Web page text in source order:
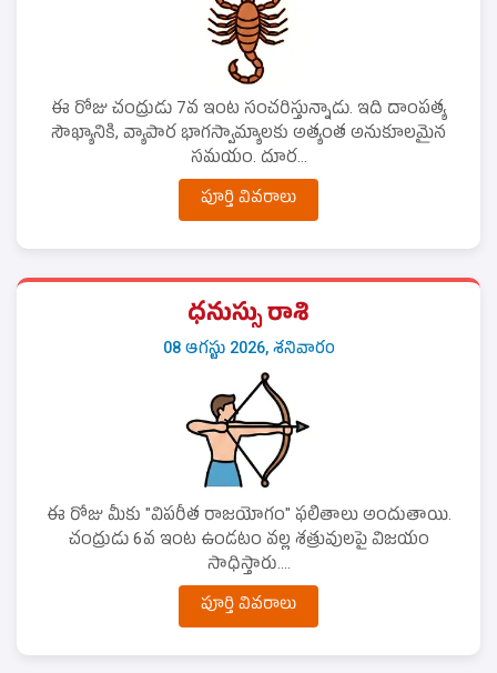
ఈ రోజు చంద్రుడు 7వ ఇంట సంచరిస్తున్నాడు. ఇది దాంపత్య
సౌఖ్యానికి, వ్యాపార భాగస్వామ్యాలకు అత్యంత అనుకూలమైన
సమయం. దూర...
పూర్తి వివరాలు
ధనుస్సు రాశి
08 ఆగస్టు 2026, శనివారం
ఈ రోజు మీకు "విపరీత రాజయోగం" ఫలితాలు అందుతాయి.
చంద్రుడు 6వ ఇంట ఉండటం వల్ల శత్రువులపై విజయం
సాధిస్తారు....
పూర్తి వివరాలు